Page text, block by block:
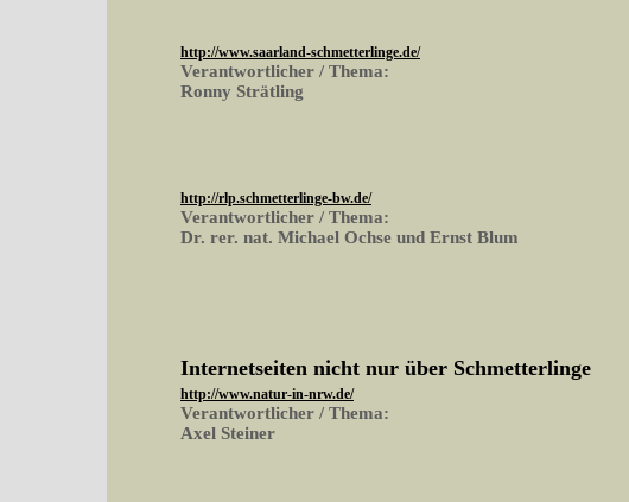
http://www.saarland-schmetterlinge.de/
Verantwortlicher / Thema:
Ronny Strätling
http://rlp.schmetterlinge-bw.de/
Verantwortlicher / Thema:
Dr. rer. nat. Michael Ochse und Ernst Blum
Internetseiten nicht nur über Schmetterlinge
http://www.natur-in-nrw.de/
Verantwortlicher / Thema:
Axel Steiner